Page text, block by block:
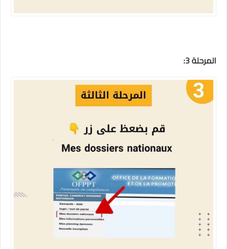
المرحلة 3: